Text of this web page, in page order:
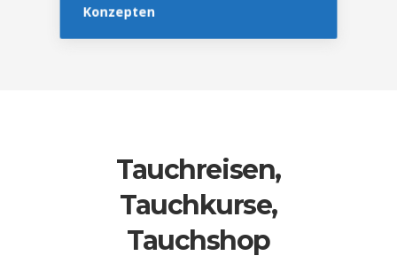
Konzepten
Tauchreisen,
Tauchkurse,
Tauchshop